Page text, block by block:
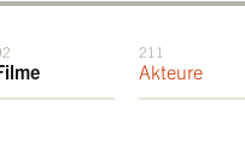
211
Akteure